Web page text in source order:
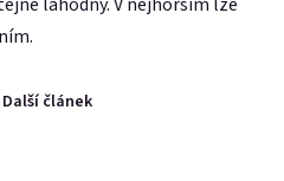
Další článek